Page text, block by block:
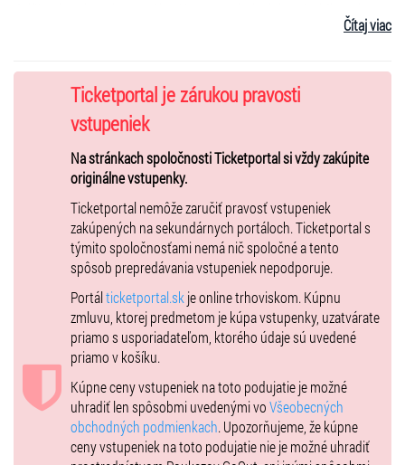
princezná, ktorá sa rada fintí a nechce si zobrať draka za muža.
princa. Do toho sa pripletie aj popletený Motáčik Popletáčik,
záchranca Superboy aj lenivý robot Robo. Nakoniec sa
z rozprávkového sveta vrátime, aby sme sa zabavili na tanečných
hitoch s našimi tancachtivými chrobáčikmi. Budeme tancovať na
Abrakadabra, Lážo plážo a aj na Bryndzové halušky. Tak Ahoj ahoj na
našom novom predstavení Z rozprávky do rozprávky.
Tešia sa na vás vaši Smejko a Tanculienka
Zoznam piesní:
Vajce na vandrovke, Vlk a zajačik, Dráčik, Mňamiky mňam, Krty a
vrabce, Žabí princ, Fintivka, Hádaj hádaj, Slepá baba, Super boy, Ahoj,
ahoj, Abrakadabra, Motáčik Popletáčik, Robot Robo, Bryndzové
halušky, Lážo plážo, Rozprávkový svet,
Predstavenie trvá približne 60min.⏱️
Vhodné pre deti od
Každá osoba, dospelý aj dieťa bez ohľadu na vekmusí mať platnú
vstupenku.
Do sály z bezpečnostných a kapacitných dôvodov púšťame len toľko
osôb, koľko je v sále miest na sedenie. Záleží nám na bezpečnosti a
Čítaj viac
Ticketportal je zárukou pravosti
vstupeniek
Na stránkach spoločnosti Ticketportal si vždy zakúpite
originálne vstupenky.
Ticketportal nemôže zaručiť pravosť vstupeniek
zakúpených na sekundárnych portáloch. Ticketportal s
týmito spoločnosťami nemá nič spoločné a tento
spôsob prepredávania vstupeniek nepodporuje.
Portálticketportal.sk je online trhoviskom. Kúpnu
zmluvu, ktorej predmetom je kúpa vstupenky, uzatvárate
priamo s usporiadateľom, ktorého údaje sú uvedené
priamo v košíku.
Kúpne ceny vstupeniek na toto podujatie je možné
uhradiť len spôsobmi uvedenými voVšeobecných
obchodných podmienkach. Upozorňujeme, že kúpne
ceny vstupeniek na toto podujatie nie je možné uhradiť